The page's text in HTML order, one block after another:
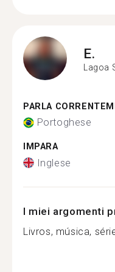
E.
Lagoa
PARLA
Portoghese
IMPARA
Inglese
I miei argomenti
Livros, música,